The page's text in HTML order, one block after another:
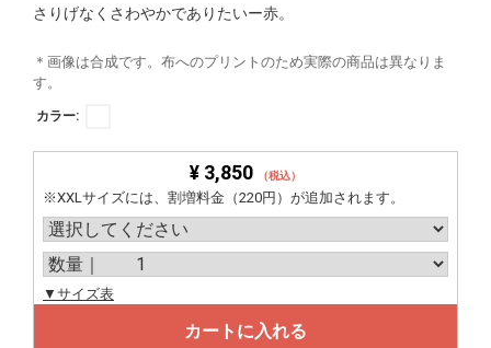
さりげなくさわやかでありたいー赤。
＊画像は合成です。布へのプリントのため実際の商品は異なりま
す。
カラー:
¥ 3,850 （税込）
※XXLサイズには、割増料金（220円）が追加されます。
▼サイズ表
カートに入れる